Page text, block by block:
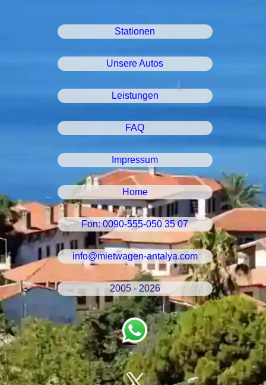
Stationen
Unsere Autos
Leistungen
FAQ
Impressum
Home
Fon: 0090-555-050 35 07
info@mietwagen-antalya.com
2005 - 2026